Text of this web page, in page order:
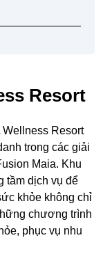
Resort
Resort
trong các giải
Maia. Khu
tầm dịch vụ để
khỏe không chỉ
chương trình
phục vụ nhu